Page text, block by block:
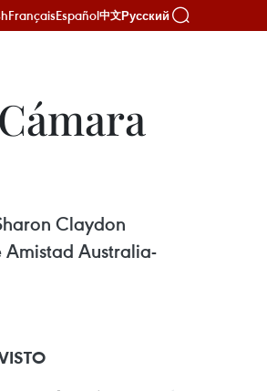
FrançaisEspañol中文Русский
Claydon
Australia-